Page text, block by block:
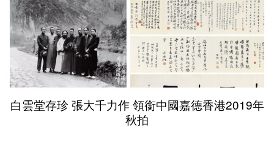
白雲堂存珍 張大千力作 領銜中國嘉德香港2019年
秋拍